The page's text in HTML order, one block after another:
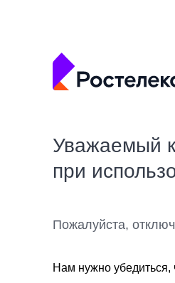
Уважаемый
при
Пожалуйста,
Нам нужно убедиться,